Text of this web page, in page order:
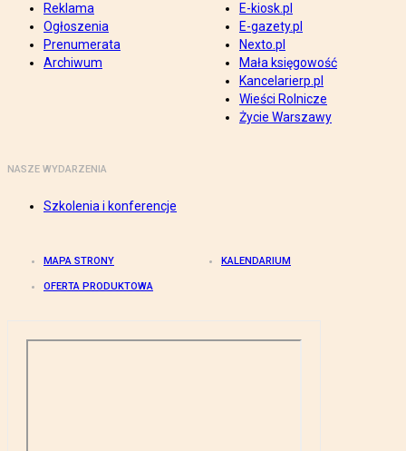
Reklama
Ogłoszenia
Prenumerata
Archiwum
E-kiosk.pl
E-gazety.pl
Nexto.pl
Mała księgowość
Kancelarierp.pl
Wieści Rolnicze
Życie Warszawy
NASZE WYDARZENIA
Szkolenia i konferencje
MAPA STRONY KALENDARIUM
OFERTA PRODUKTOWA